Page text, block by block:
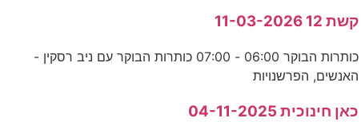
קשת 12 11-03-2026
כותרות הבוקר 06:00 - 07:00 כותרות הבוקר עם ניב רסקין -
האנשים, הפרשנויות
כאן חינוכית 04-11-2025